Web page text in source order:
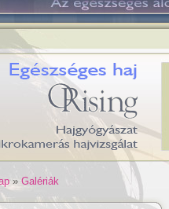
» Galériák